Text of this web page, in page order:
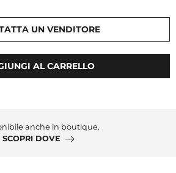
UN VENDITORE
AL CARRELLO
anche in boutique.
SCOPRI DOVE